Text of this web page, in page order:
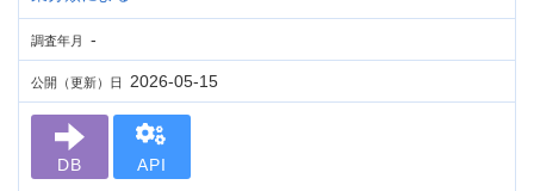
調査年月 -
公開（更新）日 2026-05-15
DB API